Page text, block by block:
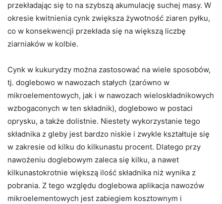
przekładając się to na szybszą akumulację suchej masy. W
okresie kwitnienia cynk zwiększa żywotność ziaren pyłku,
co w konsekwencji przekłada się na większą liczbę
ziarniaków w kolbie.
Cynk w kukurydzy można zastosować na wiele sposobów,
tj. doglebowo w nawozach stałych (zarówno w
mikroelementowych, jak i w nawozach wieloskładnikowych
wzbogaconych w ten składnik), doglebowo w postaci
oprysku, a także dolistnie. Niestety wykorzystanie tego
składnika z gleby jest bardzo niskie i zwykle kształtuje się
w zakresie od kilku do kilkunastu procent. Dlatego przy
nawożeniu doglebowym zaleca się kilku, a nawet
kilkunastokrotnie większą ilość składnika niż wynika z
pobrania. Z tego względu doglebowa aplikacja nawozów
mikroelementowych jest zabiegiem kosztownym i